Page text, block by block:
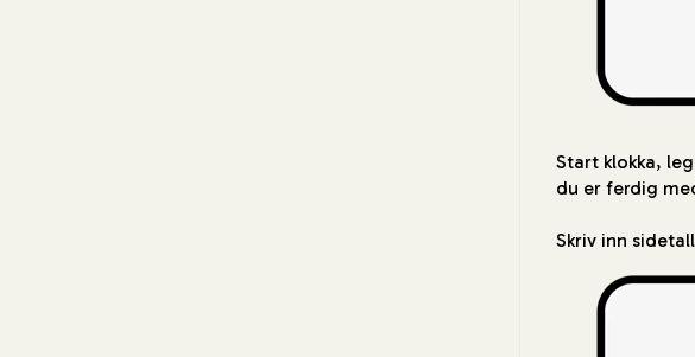
Start klokka,
du er ferdig
Skriv inn